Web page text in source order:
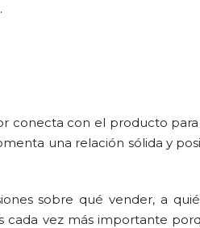
conecta con el producto para
una relación sólida y
sobre qué vender, a
cada vez más importante